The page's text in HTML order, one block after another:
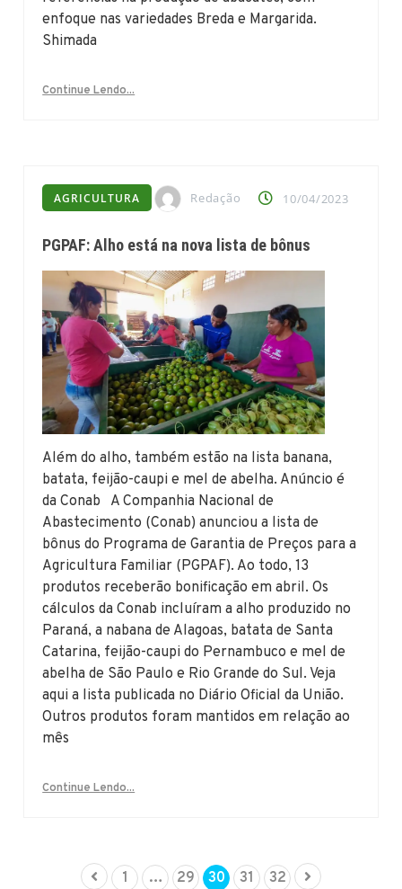
enfoque nas variedades Breda e Margarida.
Shimada
Continue Lendo...
AGRICULTURA Redação 10/04/2023
PGPAF: Alho está na nova lista de bônus
Além do alho, também estão na lista banana,
batata, feijão-caupi e mel de abelha. Anúncio é
da Conab A Companhia Nacional de
Abastecimento (Conab) anunciou a lista de
bônus do Programa de Garantia de Preços para a
Agricultura Familiar (PGPAF). Ao todo, 13
produtos receberão bonificação em abril. Os
cálculos da Conab incluíram a alho produzido no
Paraná, a nabana de Alagoas, batata de Santa
Catarina, feijão-caupi do Pernambuco e mel de
abelha de São Paulo e Rio Grande do Sul. Veja
aqui a lista publicada no Diário Oficial da União.
Outros produtos foram mantidos em relação ao
mês
Continue Lendo...
1 … 29 30 31 32